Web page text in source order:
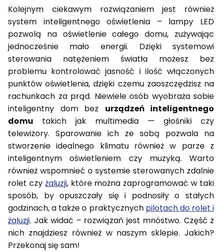
Kolejnym ciekawym rozwiązaniem jest również
system inteligentnego oświetlenia – lampy LED
pozwolą na oświetlenie całego domu, zużywając
jednocześnie mało energii. Dzięki systemowi
sterowania natężeniem światła możesz bez
problemu kontrolować jasność i ilość włączonych
punktów oświetlenia, dzięki czemu zaoszczędzisz na
rachunkach za prąd. Niewiele osób wyobraża sobie
inteligentny dom bez urządzeń inteligentnego
domu takich jak multimedia — głośniki czy
telewizory. Sparowanie ich ze sobą pozwala na
stworzenie idealnego klimatu również w parze z
inteligentnym oświetleniem czy muzyką. Warto
również wspomnieć o systemie sterowanych zdalnie
rolet czy żaluzji, które można zaprogramować w taki
sposób, by opuszczały się i podnosiły o stałych
godzinach, a także o praktycznych pilotach do rolet i
żaluzji. Jak widać – rozwiązań jest mnóstwo. Część z
nich znajdziesz również w naszym sklepie. Jakich?
Przekonaj się sam!